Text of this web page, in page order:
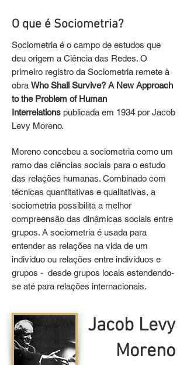
O que é Sociometria?
Sociometria é o campo de estudos que
deu origem a Ciência das Redes. O
primeiro registro da Sociometria remete à
obra Who Shall Survive? A New Approach
to the Problem of Human
Interrelations publicada em 1934 por Jacob
Levy Moreno.
Moreno concebeu a sociometria como um
ramo das ciências sociais para o estudo
das relações humanas. Combinado com
técnicas quantitativas e qualitativas, a
sociometria possibilita a melhor
compreensão das dinâmicas sociais entre
grupos. A sociometria é usada para
entender as relações na vida de um
indivíduo ou relações entre indivíduos e
grupos - desde grupos locais estendendo-
se até para relações internacionais.
Jacob Levy
Moreno